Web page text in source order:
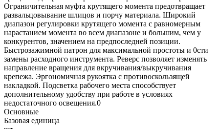
Ограничительная муфта крутящего момента предотвращает
развальцовывание шлицов и порчу материала. Широкий
диапазон регулировки крутящего момента с равномерным
нарастанием момента во всем диапазоне и большим, чем у
конкурентов, значением на предпоследней позиции.
Быстрозажимной патрон для максимальной простоты и 0сти
замены расходного инструмента. Реверс позволяет изменять
направление вращения для вкручивания/выкручивания
крепежа. Эргономичная рукоятка с противоскользящей
накладкой. Подсветка рабочего места способствует
дополнительному удобству при работе в условиях
недостаточного освещения.0
Основные
Базовая единица